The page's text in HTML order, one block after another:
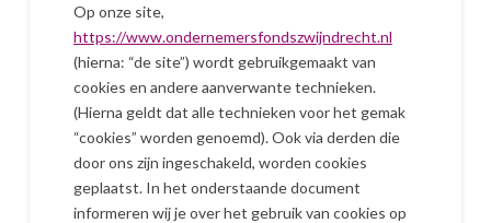
Op onze site,
https://www.ondernemersfondszwijndrecht.nl
(hierna: “de site”) wordt gebruikgemaakt van
cookies en andere aanverwante technieken.
(Hierna geldt dat alle technieken voor het gemak
“cookies” worden genoemd). Ook via derden die
door ons zijn ingeschakeld, worden cookies
geplaatst. In het onderstaande document
informeren wij je over het gebruik van cookies op